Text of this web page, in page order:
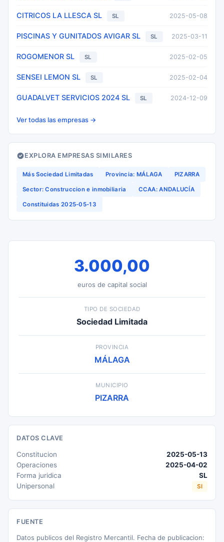
CITRICOS LA LLESCA SL SL 2025-05-08
PISCINAS Y GUNITADOS AVIGAR SL SL 2025-03-11
ROGOMENOR SL SL 2025-02-05
SENSEI LEMON SL SL 2025-02-04
GUADALVET SERVICIOS 2024 SL SL 2024-12-09
Ver todas las empresas →
EXPLORA EMPRESAS SIMILARES
Más Sociedad Limitadas Provincia: MÁLAGA PIZARRA
Sector: Construccion e inmobiliaria CCAA: ANDALUCÍA
Constituidas 2025-05-13
3.000,00
euros de capital social
TIPO DE SOCIEDAD
Sociedad Limitada
PROVINCIA
MÁLAGA
MUNICIPIO
PIZARRA
DATOS CLAVE
Constitucion
2025-05-13
Operaciones
2025-04-02
Forma juridica
SL
Unipersonal
SI
FUENTE
Datos publicos del Registro Mercantil. Fecha de publicacion: